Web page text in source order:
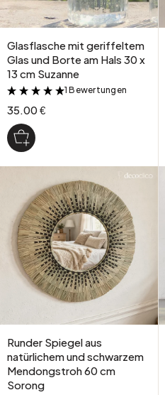
Glasflasche mit geriffeltem
Glas und Borte am Hals 30 x
13 cm Suzanne
&
1 Bewertungen
35.00 €
Runder Spiegel aus
natürlichem und schwarzem
Mendongstroh 60 cm
Sorong